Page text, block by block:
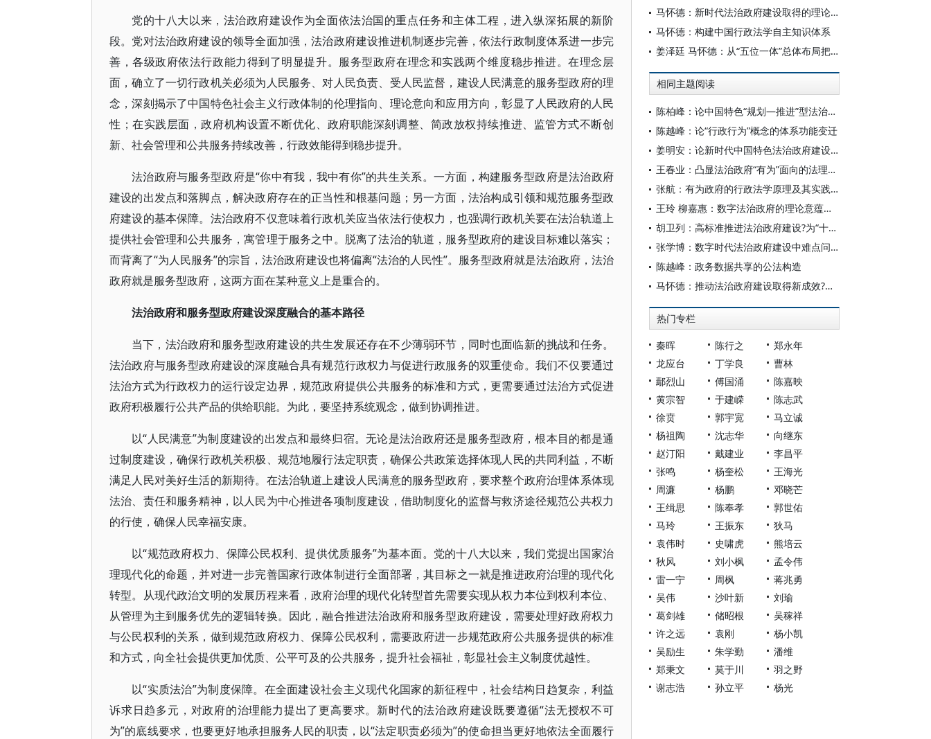
党的十八大以来，法治政府建设作为全面依法治国的重点任务和主体工程，进入纵深拓展的新阶
段。党对法治政府建设的领导全面加强，法治政府建设推进机制逐步完善，依法行政制度体系进一步完
善，各级政府依法行政能力得到了明显提升。服务型政府在理念和实践两个维度稳步推进。在理念层
面，确立了一切行政机关必须为人民服务、对人民负责、受人民监督，建设人民满意的服务型政府的理
念，深刻揭示了中国特色社会主义行政体制的伦理指向、理论意向和应用方向，彰显了人民政府的人民
性；在实践层面，政府机构设置不断优化、政府职能深刻调整、简政放权持续推进、监管方式不断创
新、社会管理和公共服务持续改善，行政效能得到稳步提升。
法治政府与服务型政府是“你中有我，我中有你”的共生关系。一方面，构建服务型政府是法治政府
建设的出发点和落脚点，解决政府存在的正当性和根基问题；另一方面，法治构成引领和规范服务型政
府建设的基本保障。法治政府不仅意味着行政机关应当依法行使权力，也强调行政机关要在法治轨道上
提供社会管理和公共服务，寓管理于服务之中。脱离了法治的轨道，服务型政府的建设目标难以落实；
而背离了“为人民服务”的宗旨，法治政府建设也将偏离“法治的人民性”。服务型政府就是法治政府，法治
政府就是服务型政府，这两方面在某种意义上是重合的。
法治政府和服务型政府建设深度融合的基本路径
当下，法治政府和服务型政府建设的共生发展还存在不少薄弱环节，同时也面临新的挑战和任务。
法治政府与服务型政府建设的深度融合具有规范行政权力与促进行政服务的双重使命。我们不仅要通过
法治方式为行政权力的运行设定边界，规范政府提供公共服务的标准和方式，更需要通过法治方式促进
政府积极履行公共产品的供给职能。为此，要坚持系统观念，做到协调推进。
以“人民满意”为制度建设的出发点和最终归宿。无论是法治政府还是服务型政府，根本目的都是通
过制度建设，确保行政机关积极、规范地履行法定职责，确保公共政策选择体现人民的共同利益，不断
满足人民对美好生活的新期待。在法治轨道上建设人民满意的服务型政府，要求整个政府治理体系体现
法治、责任和服务精神，以人民为中心推进各项制度建设，借助制度化的监督与救济途径规范公共权力
的行使，确保人民幸福安康。
以“规范政府权力、保障公民权利、提供优质服务”为基本面。党的十八大以来，我们党提出国家治
理现代化的命题，并对进一步完善国家行政体制进行全面部署，其目标之一就是推进政府治理的现代化
转型。从现代政治文明的发展历程来看，政府治理的现代化转型首先需要实现从权力本位到权利本位、
从管理为主到服务优先的逻辑转换。因此，融合推进法治政府和服务型政府建设，需要处理好政府权力
与公民权利的关系，做到规范政府权力、保障公民权利，需要政府进一步规范政府公共服务提供的标准
和方式，向全社会提供更加优质、公平可及的公共服务，提升社会福祉，彰显社会主义制度优越性。
以“实质法治”为制度保障。在全面建设社会主义现代化国家的新征程中，社会结构日趋复杂，利益
诉求日趋多元，对政府的治理能力提出了更高要求。新时代的法治政府建设既要遵循“法无授权不可
为”的底线要求，也要更好地承担服务人民的职责，以“法定职责必须为”的使命担当更好地依法全面履行
马怀德：新时代法治政府建设取得的理论与实践成果
马怀德：构建中国行政法学自主知识体系
姜泽廷 马怀德：从“五位一体”总体布局把握习近平法治思想的原创性贡献
相同主题阅读
陈柏峰：论中国特色“规划—推进”型法治建设模式——以法治政府建设为例
陈越峰：论“行政行为”概念的体系功能变迁
姜明安：论新时代中国特色法治政府建设论
王春业：凸显法治政府“有为”面向的法理阐释——以全面深化改革为背景
张航：有为政府的行政法学原理及其实践展开
王玲 柳嘉惠：数字法治政府的理论意蕴、现实挑战及应对策略
胡卫列：高标准推进法治政府建设?为“十五五”时期经济社会高质量发展提供法治保障
张学博：数字时代法治政府建设中难点问题分析
陈越峰：政务数据共享的公法构造
马怀德：推动法治政府建设取得新成效?护航“十五五”高质量发展新征程
热门专栏
秦晖 陈行之
郑永年
龙应台
丁学良
曹林
鄢烈山
傅国涌
陈嘉映
黄宗智
于建嵘
陈志武
徐贲
郭宇宽
马立诚
杨祖陶
沈志华
向继东
赵汀阳
戴建业
李昌平
张鸣
杨奎松
王海光
周濂
杨鹏
邓晓芒
王缉思
陈奉孝
郭世佑
马玲
王振东
狄马
袁伟时
史啸虎
熊培云
秋风
刘小枫
孟令伟
雷一宁
周枫
蒋兆勇
吴伟
沙叶新
刘瑜
葛剑雄
储昭根
吴稼祥
许之远
袁刚
杨小凯
吴励生
朱学勤
潘维
郑秉文
莫于川
羽之野
谢志浩
孙立平 杨光